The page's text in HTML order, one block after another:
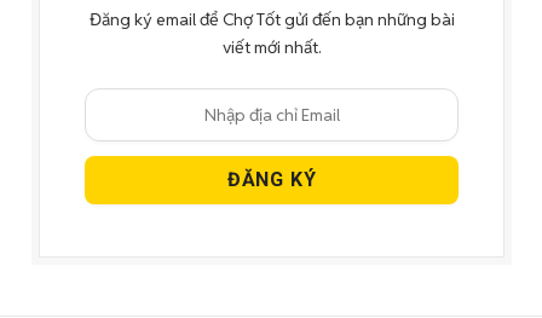
Đăng ký email để Chợ Tốt gửi đến bạn những bài
viết mới nhất.